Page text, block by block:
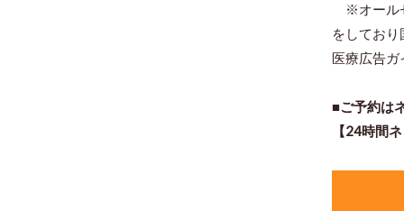
※オール
をしてお
医療広告
■ご予約は
【24時間